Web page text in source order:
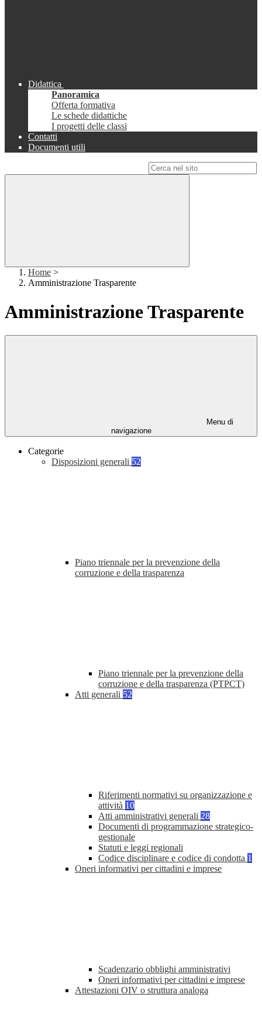
Didattica
Panoramica
Offerta formativa
Le schede didattiche
I progetti delle classi
Contatti
Documenti utili
Home >
Amministrazione Trasparente
Amministrazione Trasparente
Menu di
navigazione
Categorie
Disposizioni generali 52
Piano triennale per la prevenzione della
corruzione e della trasparenza
Piano triennale per la prevenzione della
corruzione e della trasparenza (PTPCT)
Atti generali 52
Riferimenti normativi su organizzazione e
attività 10
Atti amministrativi generali 28
Documenti di programmazione strategico-
gestionale
Statuti e leggi regionali
Codice disciplinare e codice di condotta 1
Oneri informativi per cittadini e imprese
Scadenzario obblighi amministrativi
Oneri informativi per cittadini e imprese
Attestazioni OIV o struttura analoga